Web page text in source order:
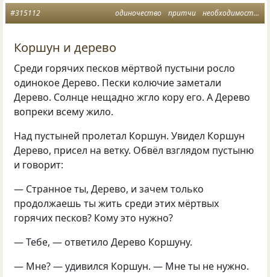
одиночество притчи необходимость
#315112
Коршун и дерево
Среди горячих песков мёртвой пустыни росло
одинокое Дерево. Пески колючие заметали
Дерево. Солнце нещадно жгло кору его. А Дерево
вопреки всему жило.
Над пустыней пролетал Коршун. Увидел Коршун
Дерево, присел на ветку. Обвёл взглядом пустыню
и говорит:
— Странное ты, Дерево, и зачем только
продолжаешь ты жить среди этих мёртвых
горячих песков? Кому это нужно?
— Тебе, — ответило Дерево Коршуну.
— Мне? — удивился Коршун. — Мне ты не нужно.